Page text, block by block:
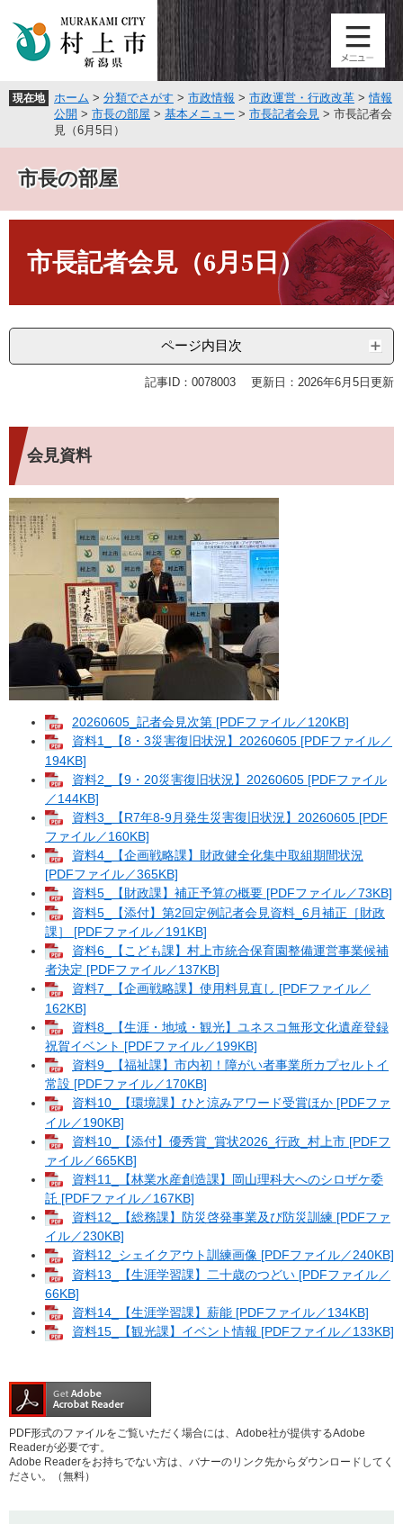
頭
飛
へ
現在地 ホーム > 分類でさがす > 市政情報 > 市政運営・行政改革 >情報
公開 > 市長の部屋 > 基本メニュー > 市長記者会見 > 市長記者会
見（6月5日）
市長の部屋
市長記者会見（6月5日）
ページ内目次
記事ID：0078003 更新日：2026年6月5日更新
会見資料
20260605_記者会見次第 [PDFファイル／120KB]
資料1_【8・3災害復旧状況】20260605 [PDFファイル／
194KB]
資料2_【9・20災害復旧状況】20260605 [PDFファイル
／144KB]
資料3_【R7年8-9月発生災害復旧状況】20260605 [PDF
ファイル／160KB]
資料4_【企画戦略課】財政健全化集中取組期間状況
[PDFファイル／365KB]
資料5_【財政課】補正予算の概要 [PDFファイル／73KB]
資料5_【添付】第2回定例記者会見資料_6月補正［財政
課］ [PDFファイル／191KB]
資料6_【こども課】村上市統合保育園整備運営事業候補
者決定 [PDFファイル／137KB]
資料7_【企画戦略課】使用料見直し [PDFファイル／
162KB]
資料8_【生涯・地域・観光】ユネスコ無形文化遺産登録
祝賀イベント [PDFファイル／199KB]
資料9_【福祉課】市内初！障がい者事業所カプセルトイ
常設 [PDFファイル／170KB]
資料10_【環境課】ひと涼みアワード受賞ほか [PDFファ
イル／190KB]
資料10_【添付】優秀賞_賞状2026_行政_村上市 [PDFフ
ァイル／665KB]
資料11_【林業水産創造課】岡山理科大へのシロザケ委
託 [PDFファイル／167KB]
資料12_【総務課】防災啓発事業及び防災訓練 [PDFファ
イル／230KB]
資料12_シェイクアウト訓練画像 [PDFファイル／240KB]
資料13_【生涯学習課】二十歳のつどい [PDFファイル／
66KB]
資料14_【生涯学習課】薪能 [PDFファイル／134KB]
資料15_【観光課】イベント情報 [PDFファイル／133KB]
PDF形式のファイルをご覧いただく場合には、Adobe社が提供するAdobe
Readerが必要です。
Adobe Readerをお持ちでない方は、バナーのリンク先からダウンロードしてく
ださい。（無料）